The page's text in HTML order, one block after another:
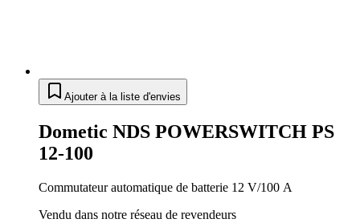
Ajouter à la liste d'envies
Dometic NDS POWERSWITCH PS
12-100
Commutateur automatique de batterie 12 V/100 A
Vendu dans notre réseau de revendeurs